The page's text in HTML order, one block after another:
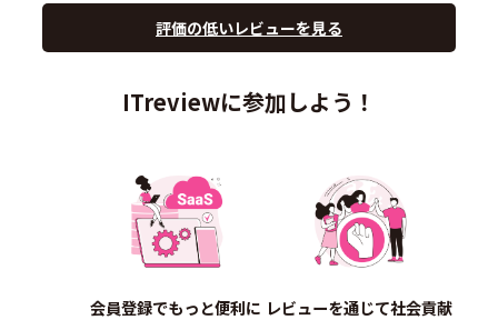
評価の低いレビューを見る
ITreviewに参加しよう！
会員登録でもっと便利に レビューを通じて社会貢献